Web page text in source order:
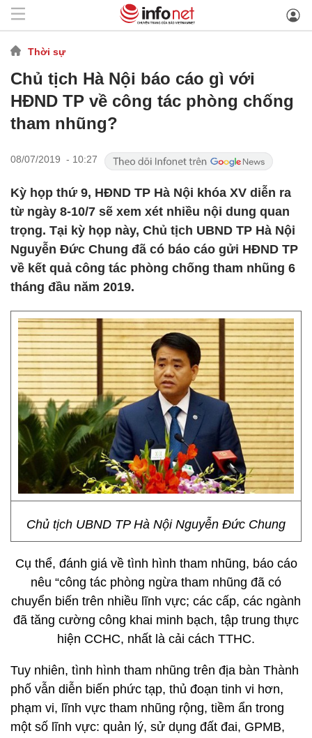
Thời sự
Chủ tịch Hà Nội báo cáo gì với
HĐND TP về công tác phòng chống
tham nhũng?
08/07/2019 - 10:27
Kỳ họp thứ 9, HĐND TP Hà Nội khóa XV diễn ra
từ ngày 8-10/7 sẽ xem xét nhiều nội dung quan
trọng. Tại kỳ họp này, Chủ tịch UBND TP Hà Nội
Nguyễn Đức Chung đã có báo cáo gửi HĐND TP
về kết quả công tác phòng chống tham nhũng 6
tháng đầu năm 2019.
Chủ tịch UBND TP Hà Nội Nguyễn Đức Chung
Cụ thể, đánh giá về tình hình tham nhũng, báo cáo
nêu “công tác phòng ngừa tham nhũng đã có
chuyển biến trên nhiều lĩnh vực; các cấp, các ngành
đã tăng cường công khai minh bạch, tập trung thực
hiện CCHC, nhất là cải cách TTHC.
Tuy nhiên, tình hình tham nhũng trên địa bàn Thành
phố vẫn diễn biến phức tạp, thủ đoạn tinh vi hơn,
phạm vi, lĩnh vực tham nhũng rộng, tiềm ẩn trong
một số lĩnh vực: quản lý, sử dụng đất đai, GPMB,